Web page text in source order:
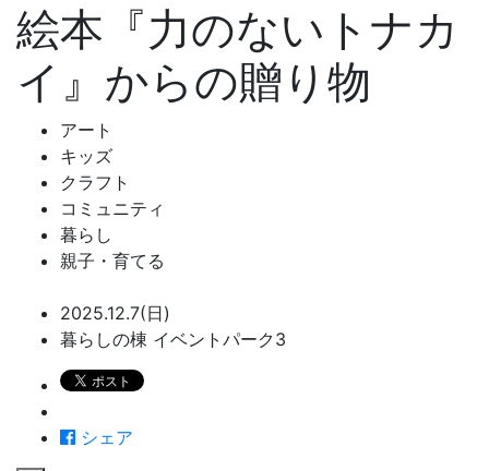
絵本『力のないトナカ
イ』からの贈り物
アート
キッズ
クラフト
コミュニティ
暮らし
親子・育てる
2025.12.7(日)
暮らしの棟 イベントパーク3
シェア